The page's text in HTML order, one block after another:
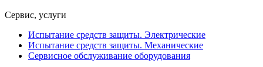
Сервис, услуги
Испытание средств защиты. Электрические
Испытание средств защиты. Механические
Сервисное обслуживание оборудования